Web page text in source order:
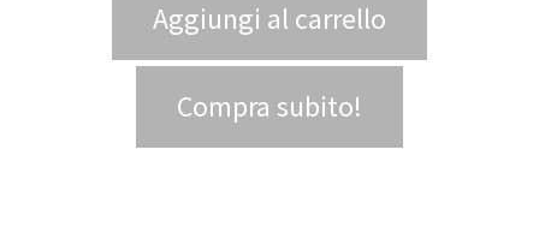
Aggiungi al carrello
Compra subito!